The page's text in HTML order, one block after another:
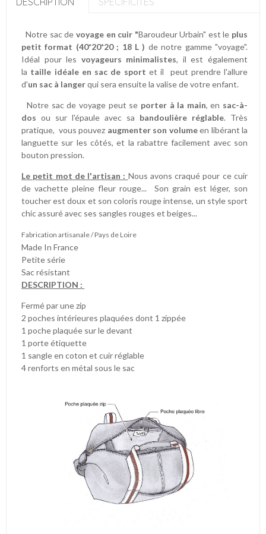
Notre sac de voyage en cuir "Baroudeur Urbain" est le plus
petit format (40*20*20 ; 18 L ) de notre gamme "voyage".
Idéal pour les voyageurs minimalistes, il est également
la taille idéale en sac de sport et il peut prendre l'allure
d'un sac à langerqui sera ensuite la valise de votre enfant.
Notre sac de voyage peut se porter à la main, en sac-à-
dos ou sur l'épaule avec sa bandoulière réglable. Très
pratique, vous pouvez augmenter son volumeen libérant la
languette sur les côtés, et la rabattre facilement avec son
bouton pression.
Le petit mot de l'artisan : Nous avons craqué pour ce cuir
de vachette pleine fleur rouge... Son grain est léger, son
toucher est doux et son coloris rouge intense, un style sport
chic assuré avec ses sangles rouges et beiges...
Fabrication artisanale / Pays de Loire
Made In France
Petite série
Sac résistant
DESCRIPTION :
Fermé par une zip
2 poches intérieures plaquées dont 1 zippée
1 poche plaquée sur le devant
1 porte étiquette
1 sangle en coton et cuir réglable
4 renforts en métal sous le sac